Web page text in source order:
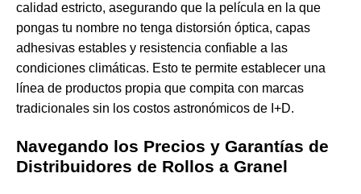
calidad estricto, asegurando que la película en la que
pongas tu nombre no tenga distorsión óptica, capas
adhesivas estables y resistencia confiable a las
condiciones climáticas. Esto te permite establecer una
línea de productos propia que compita con marcas
tradicionales sin los costos astronómicos de I+D.
Navegando los Precios y Garantías de
Distribuidores de Rollos a Granel